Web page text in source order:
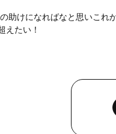
助けになればなと思いこれ
えたい！